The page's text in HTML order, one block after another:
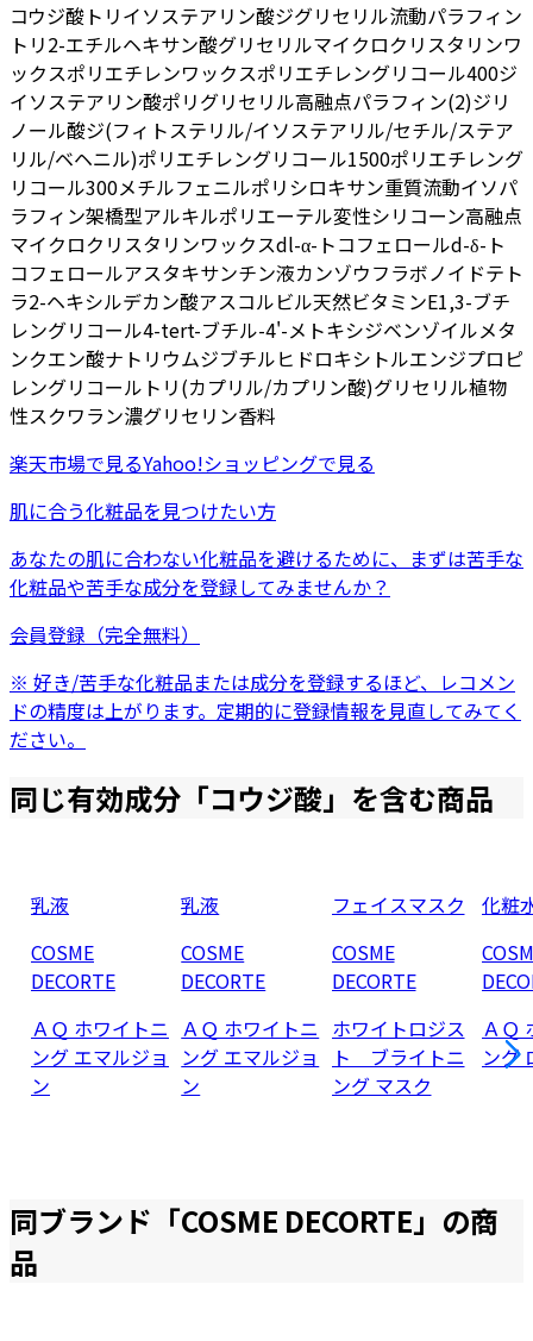
コウジ酸 トリイソステアリン酸ジグリセリル流動パラフィン
トリ2-エチルヘキサン酸グリセリルマイクロクリスタリンワ
ックスポリエチレンワックスポリエチレングリコール400ジ
イソステアリン酸ポリグリセリル高融点パラフィン(2)ジリ
ノール酸ジ(フィトステリル/イソステアリル/セチル/ステア
リル/ベヘニル)ポリエチレングリコール1500ポリエチレング
リコール300メチルフェニルポリシロキサン重質流動イソパ
ラフィン架橋型アルキルポリエーテル変性シリコーン高融点
マイクロクリスタリンワックスdl-α-トコフェロールd-δ-ト
コフェロールアスタキサンチン液カンゾウフラボノイドテト
ラ2-ヘキシルデカン酸アスコルビル天然ビタミンE1,3-ブチ
レングリコール4-tert-ブチル-4'-メトキシジベンゾイルメタ
ンクエン酸ナトリウムジブチルヒドロキシトルエンジプロピ
レングリコール トリ(カプリル/カプリン酸)グリセリル植物
性スクワラン濃グリセリン香料
楽天市場で見るYahoo!ショッピングで見る
肌に合う化粧品を見つけたい方
あなたの肌に合わない化粧品を避けるために、まずは苦手な
化粧品や苦手な成分を登録してみませんか？
会員登録（完全無料）
※ 好き/苦手な化粧品または成分を登録するほど、レコメン
ドの精度は上がります。定期的に登録情報を見直してみてく
ださい。
同じ有効成分「コウジ酸」を含む商品
乳液
COSME
DECORTE
ＡＱ ホワイトニ
ング エマルジョ
ン
乳液
COSME
DECORTE
ＡＱ ホワイトニ
ング エマルジョ
ン
フェイスマスク
COSME
DECORTE
ホワイトロジス
ト ブライトニ
ング マスク
化粧
ＡＱ
ング
同ブランド「COSME DECORTE」の商
品